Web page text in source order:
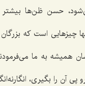
حسن ظن‌ها
چیزهایى است که بزرگان
همیشه به ما
پى آن را بگیرى،